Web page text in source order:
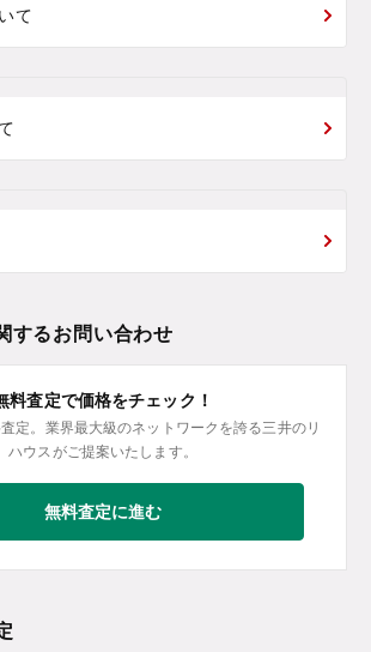
て
するお問い合わせ
料査定で価格をチェック！
定。業界最大級のネットワークを誇る三井のリ
ハウスがご提案いたします。
無料査定に進む